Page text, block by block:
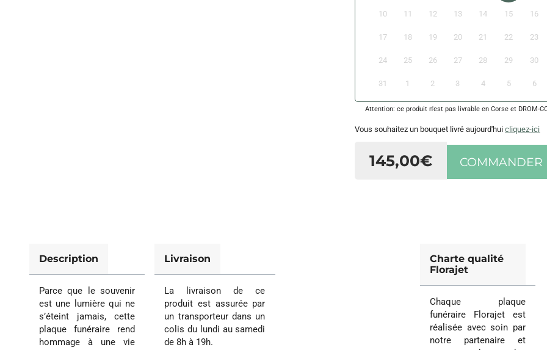
10 11 12 13 14 15 16
17 18 19 20 21 22 23
24 25 26 27 28 29 30
31 1 2 3 4 5 6
Attention: ce produit n'est pas livrable en Corse et DROM-
Vous souhaitez un bouquet livré aujourd'huicliquez-ici
145,00€ COMMANDER
Description
Parce que le souvenir
est une lumière qui ne
s’éteint jamais, cette
plaque funéraire rend
hommage à une vie
Livraison
La livraison de ce
produit est assurée par
un transporteur dans un
colis du lundi au samedi
de 8h à 19h.
Charte qualité
Florajet
Chaque plaque
funéraire Florajet est
réalisée avec soin par
notre partenaire et